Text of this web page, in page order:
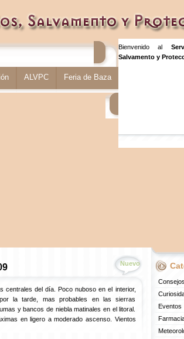
ALVPC Feria de Baza
Bienvenido al
Salvamento y
Nuevo
centrales del día. Poco nuboso en el interior,
la tarde, mas probables en las sierras
y bancos de niebla matinales en el litoral.
en ligero a moderado ascenso. Vientos
Consejos
Eventos